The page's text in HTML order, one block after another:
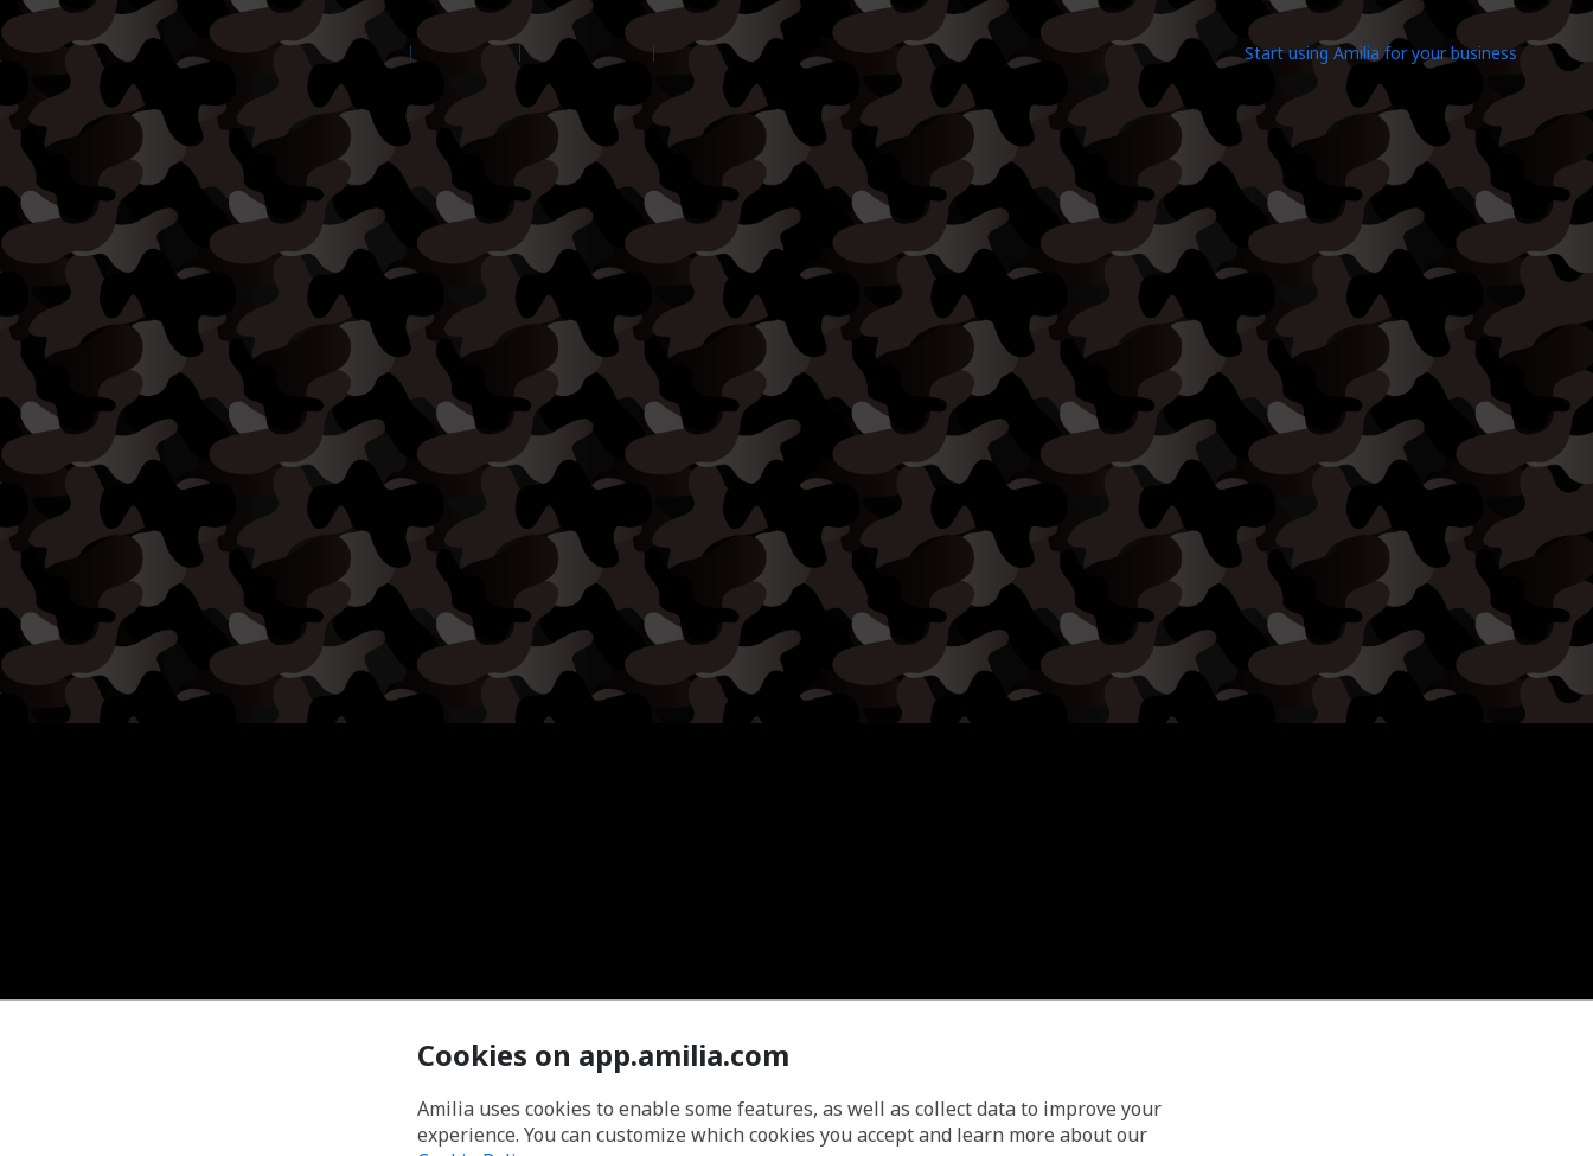
©2026 Amilia Enterprises Inc. All rights reserved. Help center Contact Amilia Legal Start using Amilia for your business
Cookies on app.amilia.com
Amilia uses cookies to enable some features, as well as collect data to improve your
experience. You can customize which cookies you accept and learn more about our